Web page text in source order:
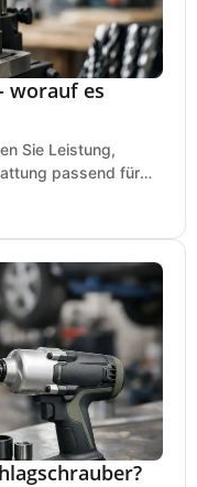
worauf es
Sie Leistung,
passend für